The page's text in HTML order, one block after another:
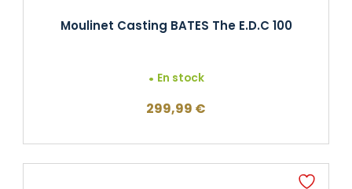
Moulinet Casting BATES The E.D.C 100
En stock
299,99 €